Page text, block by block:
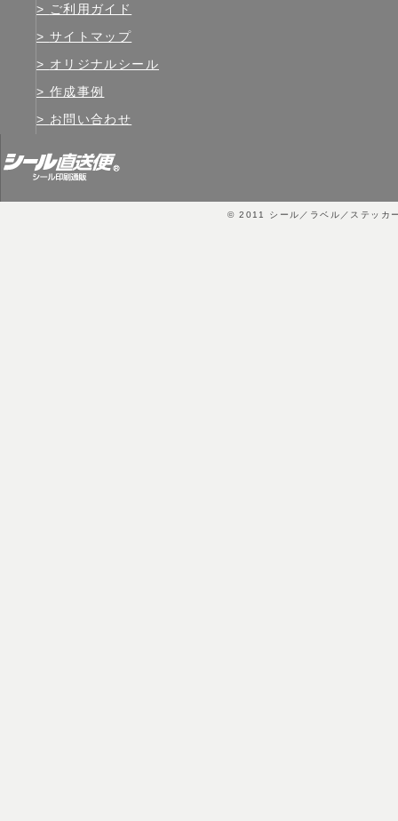
ご利用ガイド
サイトマップ
オリジナルシール
作成事例
お問い合わせ
© 2011 シール／ラベル／ステッカ